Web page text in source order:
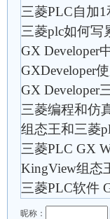
三菱PLC自加
三菱plc如何写
GX Developer
GXDeveloper
GX Developer
三菱编程和仿
组态王和三菱
三菱PLC GX
KingView组态
三菱PLC软件
昵称：